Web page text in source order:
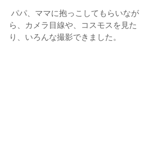
ら、カメラ目線や、コスモスを見た
り、いろんな撮影できました。